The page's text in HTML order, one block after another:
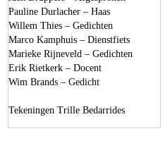
Pauline Durlacher – Haas
Willem Thies – Gedichten
Marco Kamphuis – Dienstfiets
Marieke Rijneveld – Gedichten
Erik Rietkerk – Docent
Wim Brands – Gedicht
Tekeningen Trille Bedarrides